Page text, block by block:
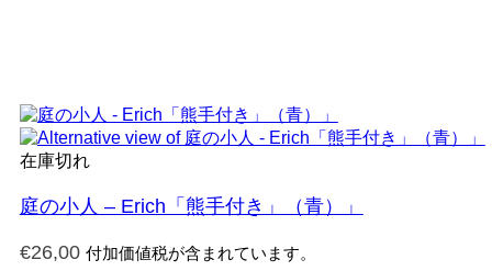
在庫切れ
庭の小人 – Erich「熊手付き」（青）」
€26,00 付加価値税が含まれています。